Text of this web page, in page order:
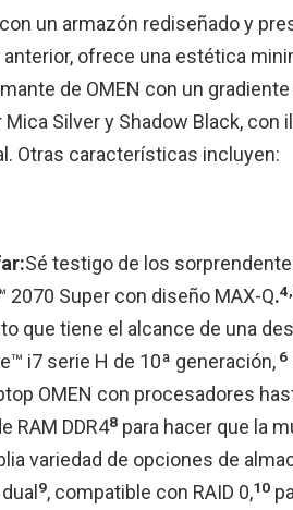
un armazón rediseñado y
ofrece una estética
de OMEN con un
Silver y Shadow Black, con
Otras características incluyen:
Sé testigo de los
2070 Super con diseño MAX-Q.
que tiene el alcance de una
i7 serie H de 10ª generación, 6
OMEN con procesadores
RAM DDR48 para hacer que la
variedad de opciones de
9, compatible con RAID 0,10